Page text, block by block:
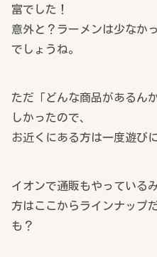
富でした！
意外と？ラーメンは少なか
でしょうね。
ただ「どんな商品があるん
しかったので、
お近くにある方は一度遊び
イオンで通販もやっている
方はここからラインナップ
も？